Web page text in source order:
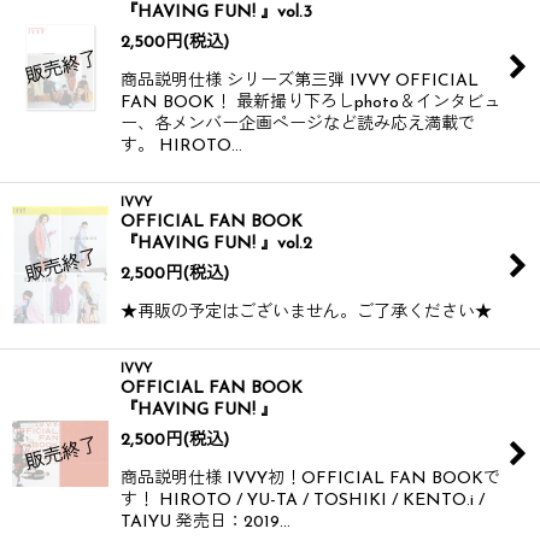
『HAVING FUN! 』vol.3
2,500 円(税込)
商品説明仕様 シリーズ第三弾 IVVY OFFICIAL
FAN BOOK！ 最新撮り下ろしphoto＆インタビュ
ー、各メンバー企画ページなど読み応え満載で
す。 HIROTO…
IVVY
OFFICIAL FAN BOOK
『HAVING FUN! 』vol.2
2,500 円(税込)
★再販の予定はございません。ご了承ください★
IVVY
OFFICIAL FAN BOOK
『HAVING FUN! 』
2,500 円(税込)
商品説明仕様 IVVY初！OFFICIAL FAN BOOKで
す！ HIROTO / YU-TA / TOSHIKI / KENTO.i /
TAIYU 発売日：2019…